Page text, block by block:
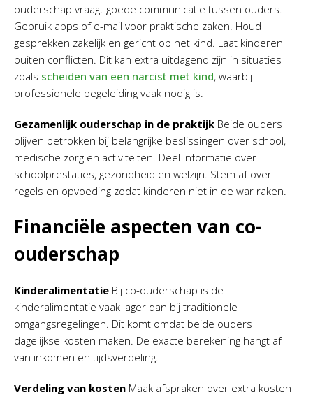
ouderschap vraagt goede communicatie tussen ouders.
Gebruik apps of e-mail voor praktische zaken. Houd
gesprekken zakelijk en gericht op het kind. Laat kinderen
buiten conflicten. Dit kan extra uitdagend zijn in situaties
zoals scheiden van een narcist met kind, waarbij
professionele begeleiding vaak nodig is.
Gezamenlijk ouderschap in de praktijk Beide ouders
blijven betrokken bij belangrijke beslissingen over school,
medische zorg en activiteiten. Deel informatie over
schoolprestaties, gezondheid en welzijn. Stem af over
regels en opvoeding zodat kinderen niet in de war raken.
Financiële aspecten van co-
ouderschap
Kinderalimentatie Bij co-ouderschap is de
kinderalimentatie vaak lager dan bij traditionele
omgangsregelingen. Dit komt omdat beide ouders
dagelijkse kosten maken. De exacte berekening hangt af
van inkomen en tijdsverdeling.
Verdeling van kosten Maak afspraken over extra kosten